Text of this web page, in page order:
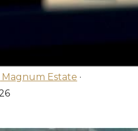
Magnum Estate ·